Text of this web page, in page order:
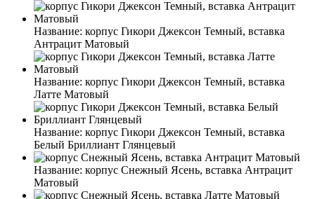
Название: корпус Гикори Джексон Темный, вставка
Антрацит Матовый
Название: корпус Гикори Джексон Темный, вставка
Латте Матовый
Название: корпус Гикори Джексон Темный, вставка
Белый Бриллиант Глянцевый
Название: корпус Снежный Ясень, вставка Антрацит
Матовый